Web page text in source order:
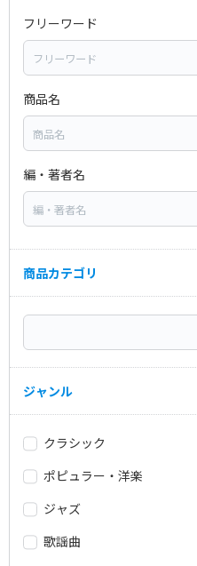
フリーワード
商品名
編・著者名
商品カテゴリ
ジャンル
クラシック
ポピュラー・洋楽
ジャズ
歌謡曲